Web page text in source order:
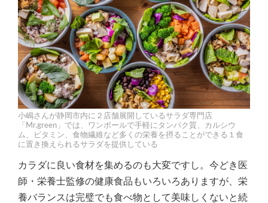
小嶋さんが静岡市内に２店舗展開しているサラダ専門店
「Mr.green」では、ワンボールで手軽にタンパク質、カルシウ
ム、ビタミン、食物繊維など多くの栄養を摂ることができる１食
に置き換えられるサラダを提供している
カラダに良い食材を集めるのも大変ですし。今どき医
師・栄養士監修の健康食品もいろいろありますが、栄
養バランスは完璧でも食べ物として美味しくないと続